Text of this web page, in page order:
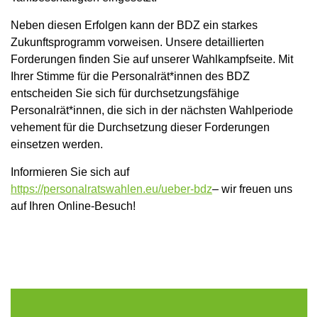
Neben diesen Erfolgen kann der BDZ ein starkes
Zukunftsprogramm vorweisen. Unsere detaillierten
Forderungen finden Sie auf unserer Wahlkampfseite. Mit
Ihrer Stimme für die Personalrät*innen des BDZ
entscheiden Sie sich für durchsetzungsfähige
Personalrät*innen, die sich in der nächsten Wahlperiode
vehement für die Durchsetzung dieser Forderungen
einsetzen werden.
Informieren Sie sich auf
https://personalratswahlen.eu/ueber-bdz– wir freuen uns
auf Ihren Online-Besuch!